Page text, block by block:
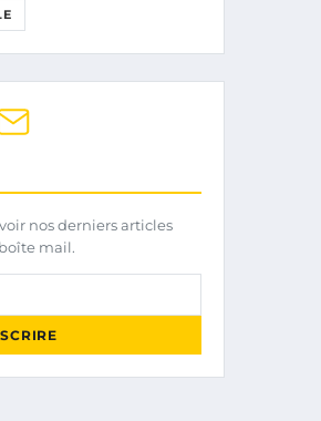
nos derniers articles
mail.